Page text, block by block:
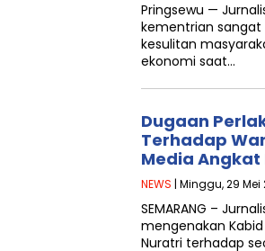
Pringsewu —
kementrian
kesulitan
ekonomi saat…
Dugaan
Terhadap
Media Angkat
NEWS | Minggu, 29 Mei
SEMARANG –
mengenakan
Nuratri terhadap